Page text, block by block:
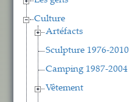
Culture
Artéfacts
Sculpture 1976-2010
Camping 1987-2004
Vêtement